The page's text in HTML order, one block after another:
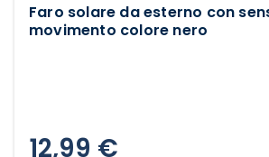
Faro solare da esterno con
movimento colore nero
12,99 €